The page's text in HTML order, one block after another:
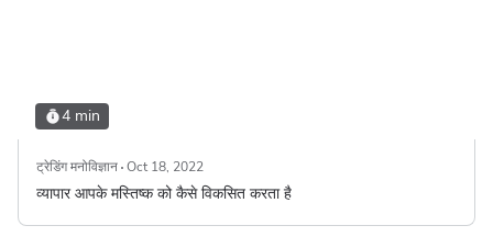
4 min
ट्रेडिंग मनोविज्ञान Oct 18, 2022
व्यापार आपके मस्तिष्क को कैसे विकसित करता है